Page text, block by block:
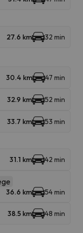
27.6 km 32 min
30.4 km 47 min
32.9 km 52 min
33.7 km 53 min
31.1 km 42 min
36.6 km 54 min
38.5 km 48 min